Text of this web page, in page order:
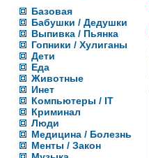
Базовая
Бабушки / Дедушки
Выпивка / Пьянка
Гопники / Хулиганы
Дети
Еда
Животные
Инет
Компьютеры / IT
Криминал
Люди
Медицина / Болезнь
Менты / Закон